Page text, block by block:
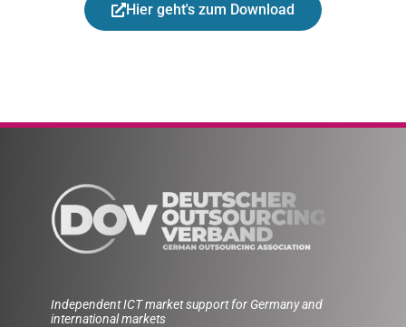
Hier geht's zum Download
Independent ICT market support for Germany and
international markets